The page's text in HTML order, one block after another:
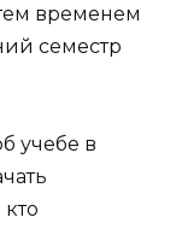
временем
семестр
учебе в